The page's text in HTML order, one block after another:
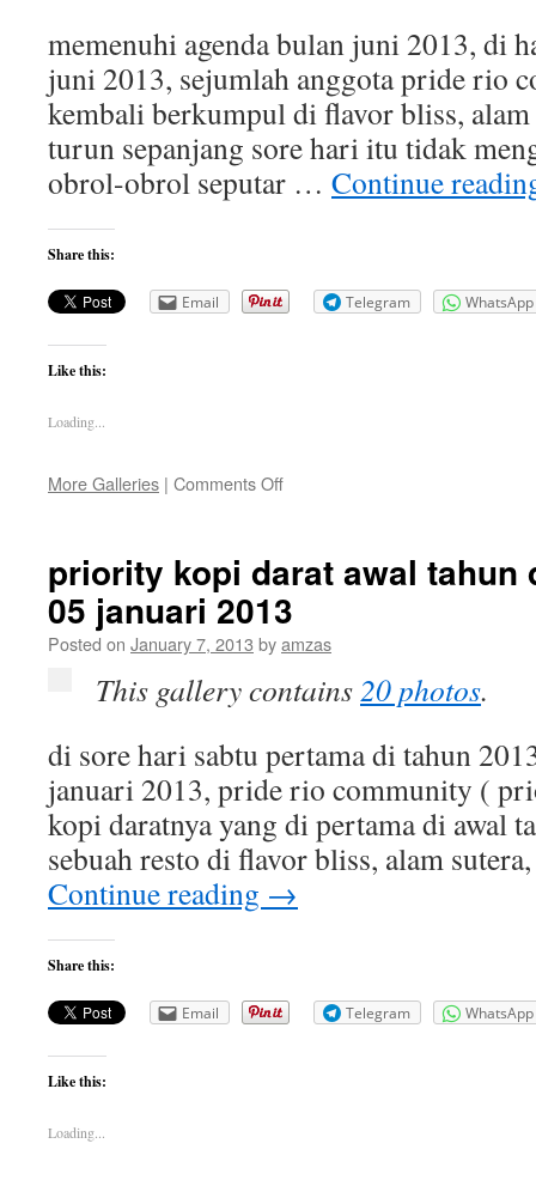
memenuhi agenda bulan juni 2013, di
juni 2013, sejumlah anggota pride rio
kembali berkumpul di flavor bliss, alam
turun sepanjang sore hari itu tidak
obrol-obrol seputar … Continue
Share this:
Email Telegram WhatsApp
Like this:
Loading...
More Galleries | Comments Offon
di
alam
sutera
–
juni
priority kopi darat awal tahun
05 januari 2013
Posted on January 7, 2013 byamzas
This gallery contains20 photos.
di sore hari sabtu pertama di tahun
januari 2013, pride rio community (
kopi daratnya yang di pertama di awal
sebuah resto di flavor bliss, alam
Continue reading →
Share this:
Email Telegram WhatsApp
Like this:
Loading...